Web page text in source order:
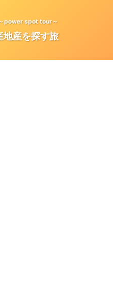
power spot tour～
地産を探す旅